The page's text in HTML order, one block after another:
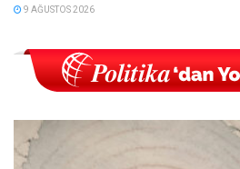
9 AĞUSTOS 2026